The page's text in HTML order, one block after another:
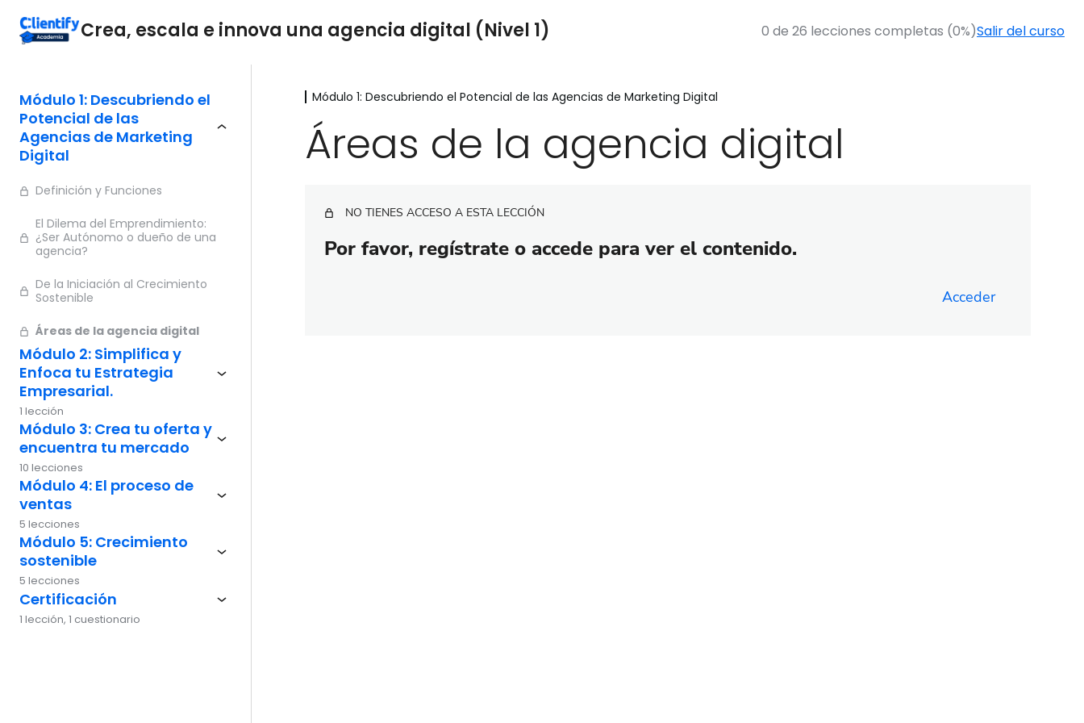
Crea, escala e innova una agencia digital (Nivel 1) 0 de 26 lecciones completas (0%)Salir del curso
Módulo 1: Descubriendo el
Potencial de las
Agencias de Marketing
Digital
Definición y Funciones
El Dilema del Emprendimiento:
¿Ser Autónomo o dueño de una
agencia?
De la Iniciación al Crecimiento
Sostenible
Áreas de la agencia digital
Módulo 2: Simplifica y
Enfoca tu Estrategia
Empresarial.
1 lección
Módulo 3: Crea tu oferta y
encuentra tu mercado
10 lecciones
Módulo 4: El proceso de
ventas
5 lecciones
Módulo 5: Crecimiento
sostenible
5 lecciones
Certificación
1 lección, 1 cuestionario
Módulo 1: Descubriendo el Potencial de las Agencias de Marketing Digital
Áreas de la agencia digital
NO TIENES ACCESO A ESTA LECCIÓN
Por favor, regístrate o accede para ver el contenido.
Acceder